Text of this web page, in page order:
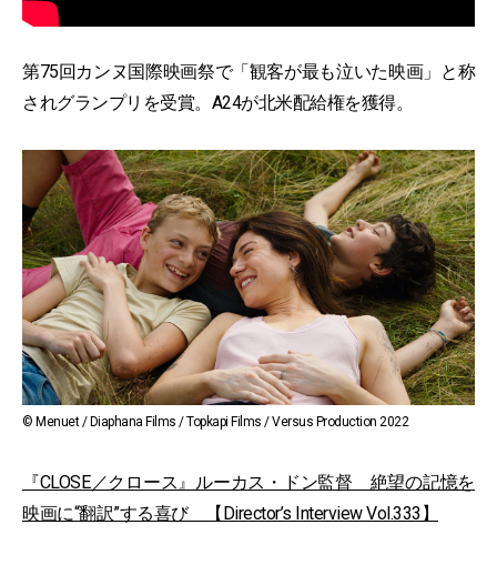
第75回カンヌ国際映画祭で「観客が最も泣いた映画」と称
されグランプリを受賞。A24が北米配給権を獲得。
© Menuet / Diaphana Films / Topkapi Films / Versus Production 2022
『CLOSE／クロース』ルーカス・ドン監督 絶望の記憶を
映画に“翻訳”する喜び 【Director’s Interview Vol.333】